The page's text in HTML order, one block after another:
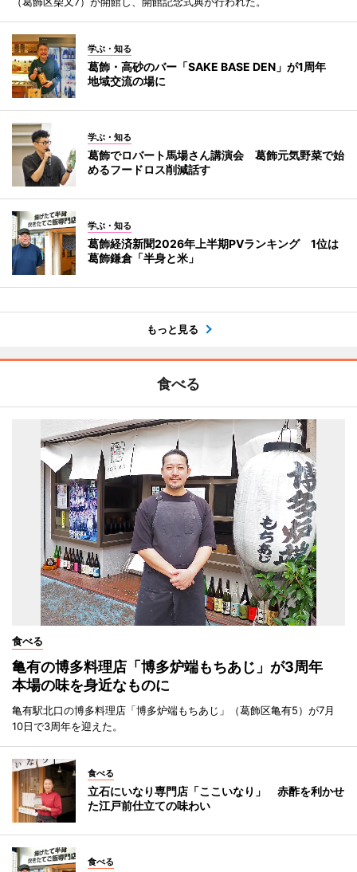
学ぶ・知る
葛飾・高砂のバー「SAKE BASE DEN」が1周年
地域交流の場に
学ぶ・知る
葛飾でロバート馬場さん講演会 葛飾元気野菜で始
めるフードロス削減話す
学ぶ・知る
葛飾経済新聞2026年上半期PVランキング 1位は
葛飾鎌倉「半身と米」
もっと見る
食べる
食べる
亀有の博多料理店「博多炉端もちあじ」が3周年
本場の味を身近なものに
亀有駅北口の博多料理店「博多炉端もちあじ」（葛飾区亀有5）が7月
10日で3周年を迎えた。
食べる
立石にいなり専門店「ここいなり」 赤酢を利かせ
た江戸前仕立ての味わい
食べる